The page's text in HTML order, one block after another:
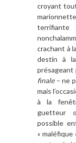
croyant
crachant à
destin à
présageant
finale– ne
mais
à la
guetteur
possible
«